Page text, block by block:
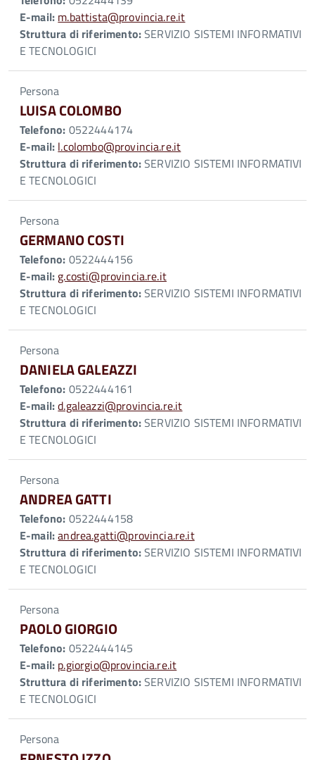
E-mail: m.battista@provincia.re.it
Struttura di riferimento:SERVIZIO SISTEMI INFORMATIVI
E TECNOLOGICI
Persona
LUISA COLOMBO
Telefono: 0522444174
E-mail: l.colombo@provincia.re.it
Struttura di riferimento:SERVIZIO SISTEMI INFORMATIVI
E TECNOLOGICI
Persona
GERMANO COSTI
Telefono: 0522444156
E-mail: g.costi@provincia.re.it
Struttura di riferimento:SERVIZIO SISTEMI INFORMATIVI
E TECNOLOGICI
Persona
DANIELA GALEAZZI
Telefono: 0522444161
E-mail:d.galeazzi@provincia.re.it
Struttura di riferimento:SERVIZIO SISTEMI INFORMATIVI
E TECNOLOGICI
Persona
ANDREA GATTI
Telefono: 0522444158
E-mail:andrea.gatti@provincia.re.it
Struttura di riferimento:SERVIZIO SISTEMI INFORMATIVI
E TECNOLOGICI
Persona
PAOLO GIORGIO
Telefono: 0522444145
E-mail: p.giorgio@provincia.re.it
Struttura di riferimento:SERVIZIO SISTEMI INFORMATIVI
E TECNOLOGICI
Persona